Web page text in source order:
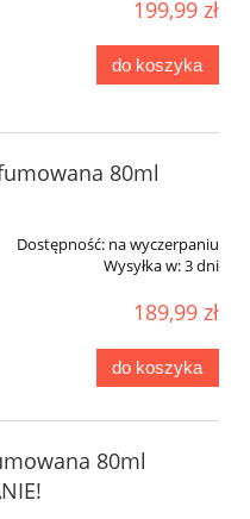
199,99 zł
do koszyka
80ml
Dostępność: na wyczerpaniu
Wysyłka w:3 dni
189,99 zł
do koszyka
80ml